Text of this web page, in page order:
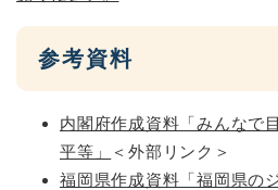
参考資料
内閣府作成資料「みんなで
平等」
＜外部リンク＞
福岡県作成資料「福岡県の